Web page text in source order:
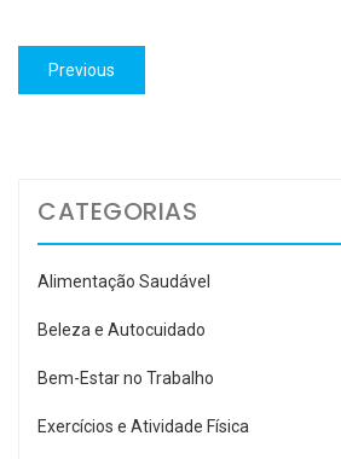
Navegação
de
Previous
post:
CATEGORIAS
Alimentação Saudável
Beleza e Autocuidado
Bem-Estar no Trabalho
Exercícios e Atividade Física